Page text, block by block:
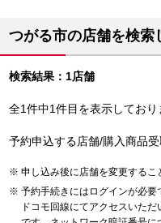
つがる市の店舗を検索
検索結果：1店舗
全1件中1件目を表示してお
予約申込する店舗/購入商品
申し込み後に店舗を変更するこ
予約手続きにはログインが必要
ドコモ回線にてアクセスいた